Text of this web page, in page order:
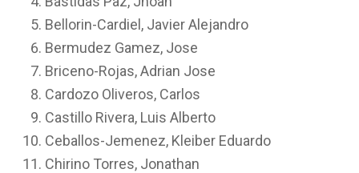
Bellorin-Cardiel, Javier Alejandro
Bermudez Gamez, Jose
Briceno-Rojas, Adrian Jose
Cardozo Oliveros, Carlos
Castillo Rivera, Luis Alberto
Ceballos-Jemenez, Kleiber Eduardo
Chirino Torres, Jonathan